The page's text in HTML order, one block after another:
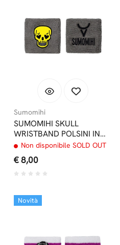
Sumomihi
SUMOMIHI SKULL
WRISTBAND POLSINI IN
SPUGNA
Non disponibile SOLD OUT
€ 8,00
Novità